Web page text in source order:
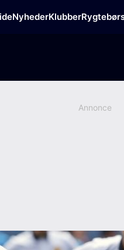
NyhederKlubber
Annonce